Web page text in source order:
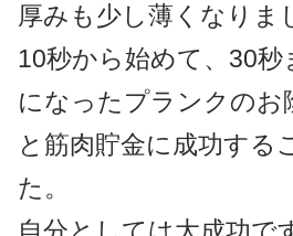
厚みも少し薄くなりま
10秒から始めて、30秒
になったプランクのお
と筋肉貯金に成功する
た。